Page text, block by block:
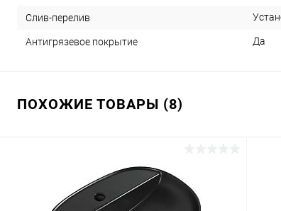
Слив-перелив
Антигрязевое покрытие Да
ПОХОЖИЕ ТОВАРЫ (8)